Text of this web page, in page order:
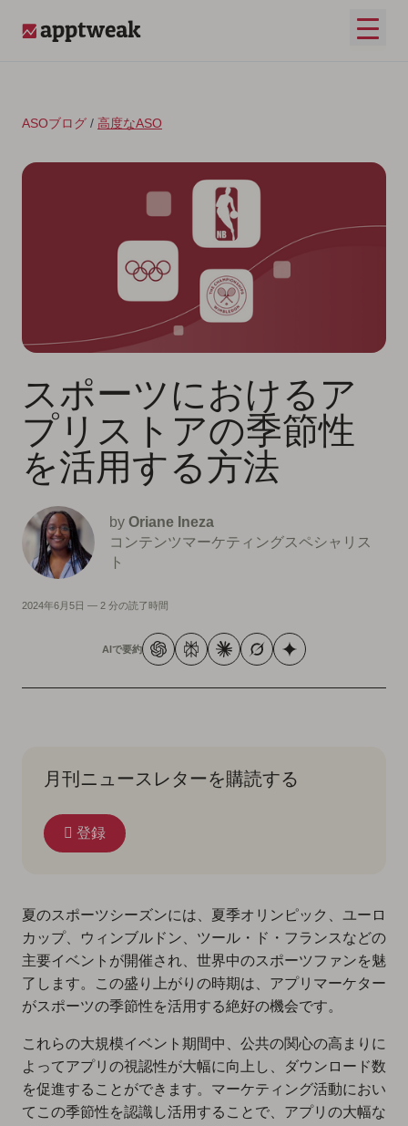
メイ
ASOブログ / 高度なASO
スポーツにおけるア
プリストアの季節性
を活用する方法
by Oriane Ineza
コンテンツマーケティングスペシャリス
ト
2024年6月5日 — 2 分の読了時間
AIで要約
月刊ニュースレターを購読する
登録
夏のスポーツシーズンには、夏季オリンピック、ユーロ
カップ、ウィンブルドン、ツール・ド・フランスなどの
主要イベントが開催され、世界中のスポーツファンを魅
了します。この盛り上がりの時期は、アプリマーケター
がスポーツの季節性を活用する絶好の機会です。
これらの大規模イベント期間中、公共の関心の高まりに
よってアプリの視認性が大幅に向上し、ダウンロード数
を促進することができます。マーケティング活動におい
てこの季節性を認識し活用することで、アプリの大幅な